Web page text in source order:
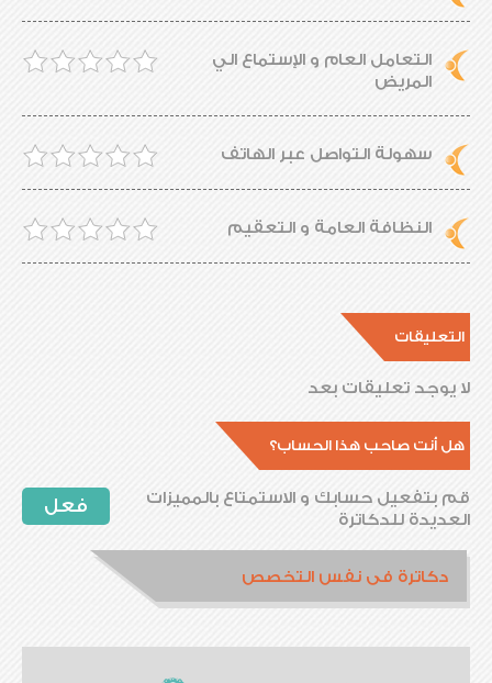
التعامل العام و الإستماع الي
المريض
سهولة التواصل عبر الهاتف
النظافة العامة و التعقيم
التعليقات
لا يوجد تعليقات بعد
هل أنت صاحب هذا الحساب؟
فعل
قم بتفعيل حسابك و الاستمتاع بالمميزات
العديدة للدكاترة
دكاترة فى نفس التخصص